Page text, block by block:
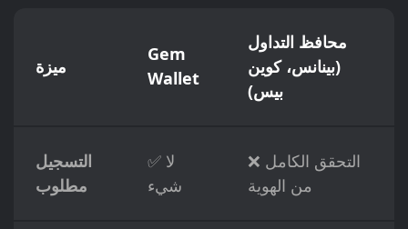
ميزة
Gem
Wallet
محافظ التداول
(بينانس، كوين
بيس)
التسجيل
مطلوب
✅ لا
شيء
❌ التحقق الكامل
من الهوية